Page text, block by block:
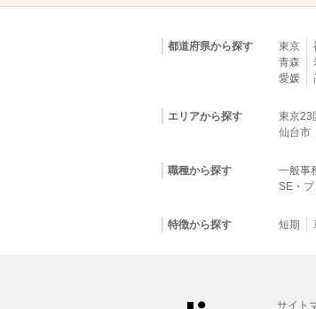
都道府県から探す 東京
青森
愛媛
エリアから探す 東京23
仙台市
職種から探す 一般事
SE・
特徴から探す 短期
サイト